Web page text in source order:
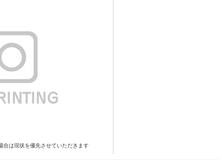
は現状を優先させていただきます